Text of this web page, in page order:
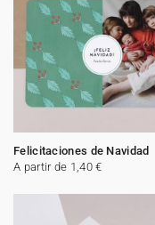
Felicitaciones de Navidad
A partir de 1,40 €